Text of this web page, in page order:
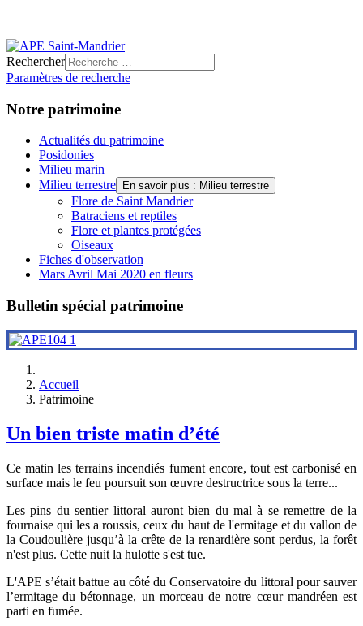
Rechercher
Paramètres de recherche
Notre patrimoine
Actualités du patrimoine
Posidonies
Milieu marin
Milieu terrestre
En savoir plus : Milieu terrestre
Flore de Saint Mandrier
Batraciens et reptiles
Flore et plantes protégées
Oiseaux
Fiches d'observation
Mars Avril Mai 2020 en fleurs
Bulletin spécial patrimoine
Accueil
Patrimoine
Un bien triste matin d’été
Ce matin les terrains incendiés fument encore, tout est carbonisé en
surface mais le feu poursuit son œuvre destructrice sous la terre...
Les pins du sentier littoral auront bien du mal à se remettre de la
fournaise qui les a roussis, ceux du haut de l'ermitage et du vallon de
la Coudoulière jusqu’à la crête de la renardière sont perdus, la forêt
n'est plus. Cette nuit la hulotte s'est tue.
L'APE s’était battue au côté du Conservatoire du littoral pour sauver
l’ermitage du bétonnage, un morceau de notre cœur mandréen est
parti en fumée.